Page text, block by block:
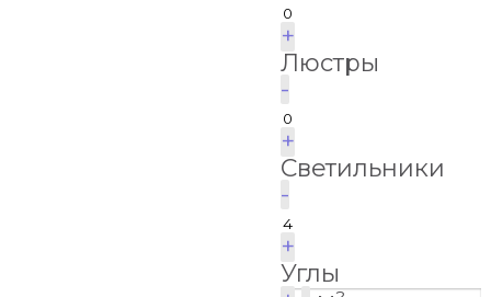
+
Люстры
-
+
Светильники
-
+
Углы